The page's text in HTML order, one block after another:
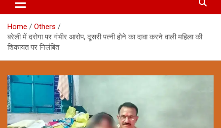
Home
Others
बरेली में दरोगा पर गंभीर आरोप, दूसरी पत्नी होने का दावा करने वाली महिला की
शिकायत पर निलंबित